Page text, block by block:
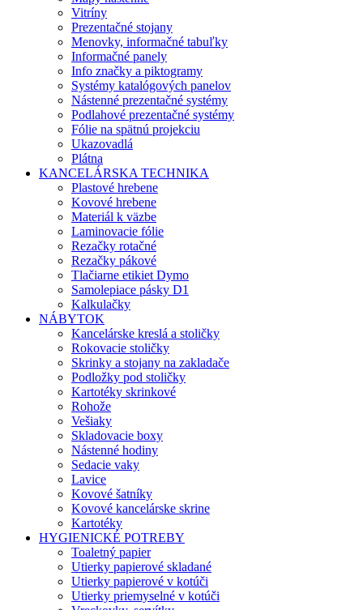
Vitríny
Prezentačné stojany
Menovky, informačné tabuľky
Informačné panely
Info značky a piktogramy
Systémy katalógových panelov
Nástenné prezentačné systémy
Podlahové prezentačné systémy
Fólie na spätnú projekciu
Ukazovadlá
Plátna
KANCELÁRSKA TECHNIKA
Plastové hrebene
Kovové hrebene
Materiál k väzbe
Laminovacie fólie
Rezačky rotačné
Rezačky pákové
Tlačiarne etikiet Dymo
Samolepiace pásky D1
Kalkulačky
NÁBYTOK
Kancelárske kreslá a stoličky
Rokovacie stoličky
Skrinky a stojany na zakladače
Podložky pod stoličky
Kartotéky skrinkové
Rohože
Vešiaky
Skladovacie boxy
Nástenné hodiny
Sedacie vaky
Lavice
Kovové šatníky
Kovové kancelárske skrine
Kartotéky
HYGIENICKÉ POTREBY
Toaletný papier
Utierky papierové skladané
Utierky papierové v kotúči
Utierky priemyselné v kotúči